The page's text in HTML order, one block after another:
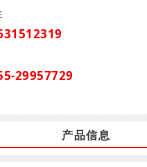
29957729
产品信息